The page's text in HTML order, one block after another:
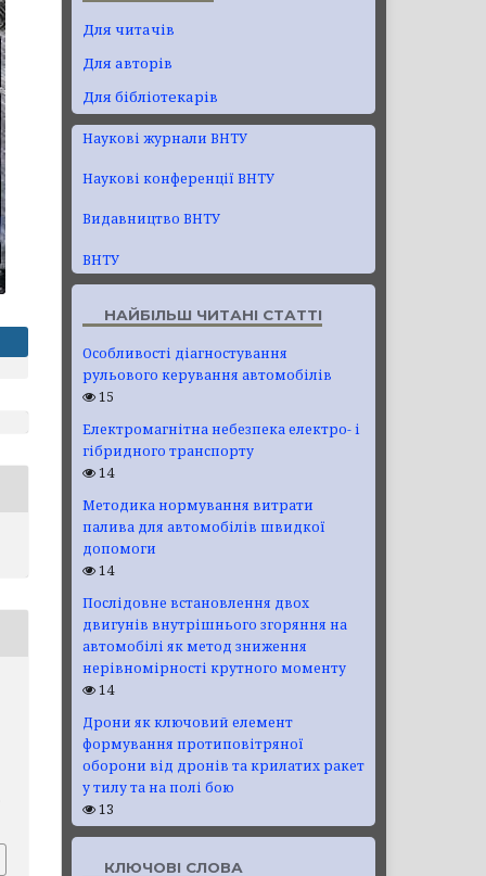
Для читачів
Для авторів
Для бібліотекарів
Наукові журнали ВНТУ
Наукові конференції ВНТУ
Видавництво ВНТУ
ВНТУ
НАЙБІЛЬШ ЧИТАНІ СТАТТІ
Особливості діагностування
рульового керування автомобілів
15
Електромагнітна небезпека електро- і
гібридного транспорту
14
Методика нормування витрати
палива для автомобілів швидкої
допомоги
14
Послідовне встановлення двох
двигунів внутрішнього згоряння на
автомобілі як метод зниження
нерівномірності крутного моменту
14
Дрони як ключовий елемент
формування протиповітряної
оборони від дронів та крилатих ракет
у тилу та на полі бою
13
КЛЮЧОВІ СЛОВА